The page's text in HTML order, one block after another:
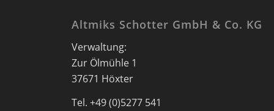
Altmiks Schotter GmbH & Co. KG
Verwaltung:
Zur Ölmühle 1
37671 Höxter
Tel. +49 (0)5277 541